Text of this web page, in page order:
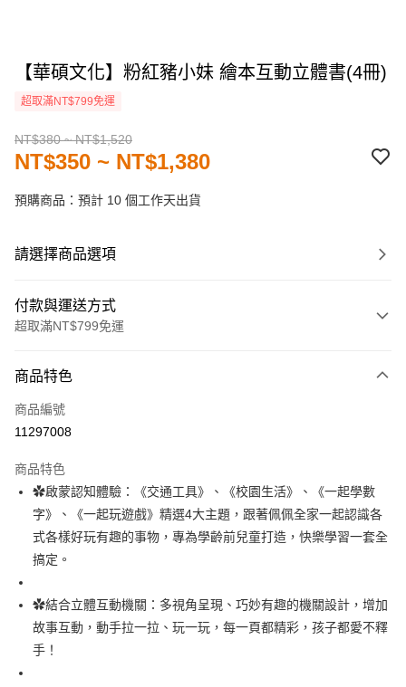
【華碩文化】粉紅豬小妹 繪本互動立體書(4冊)
超取滿NT$799免運
NT$380 ~ NT$1,520
NT$350 ~ NT$1,380
預購商品：預計 10 個工作天出貨
請選擇商品選項
付款與運送方式
超取滿NT$799免運
信用卡一次付款
LINE Pay
街口支付
悠遊付
全盈+PAY
AFTEE先享後付
相關說明
【關於「AFTEE先享後付」】
AFTEE先享後付是「在收到商品之後才付款」的支付方式。 讓您購物簡單
１．簡單：不需註冊會員、不需綁卡、不需儲值。
運送方式
商品特色
商品編號
11297008
商品特色
✿啟蒙認知體驗：《交通工具》、《校園生活》、《一起學數
字》、《一起玩遊戲》精選4大主題，跟著佩佩全家一起認識各
式各樣好玩有趣的事物，專為學齡前兒童打造，快樂學習一套全
搞定。
✿結合立體互動機關：多視角呈現、巧妙有趣的機關設計，增加
故事互動，動手拉一拉、玩一玩，每一頁都精彩，孩子都愛不釋
手！